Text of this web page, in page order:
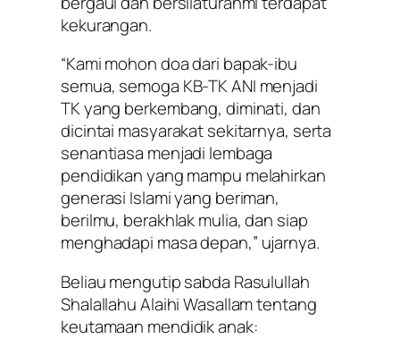
kekurangan.
“Kami mohon doa dari bapak-ibu
semua, semoga KB-TK ANI menjadi
TK yang berkembang, diminati, dan
dicintai masyarakat sekitarnya, serta
senantiasa menjadi lembaga
pendidikan yang mampu melahirkan
generasi Islami yang beriman,
berilmu, berakhlak mulia, dan siap
menghadapi masa depan,” ujarnya.
Beliau mengutip sabda Rasulullah
Shalallahu Alaihi Wasallam tentang
keutamaan mendidik anak: